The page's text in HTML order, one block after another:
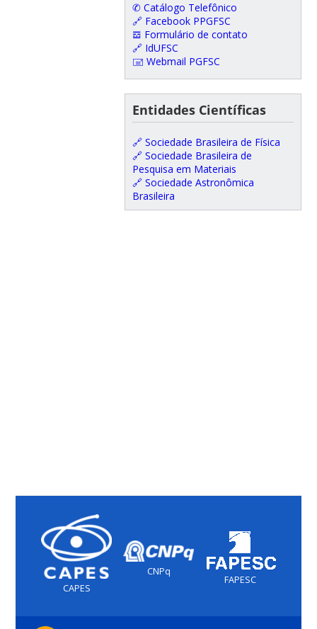
✆ Catálogo Telefônico
🔗 Facebook PPGFSC
𝌕 Formulário de contato
🔗 IdUFSC
🖃 Webmail PGFSC
Entidades Científicas
🔗 Sociedade Brasileira de Física
🔗 Sociedade Brasileira de
Pesquisa em Materiais
🔗 Sociedade Astronômica
Brasileira
CAPES
CNPq
FAPESC